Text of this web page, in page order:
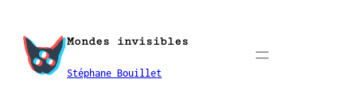
contenu
Mondes invisibles
Stéphane Bouillet